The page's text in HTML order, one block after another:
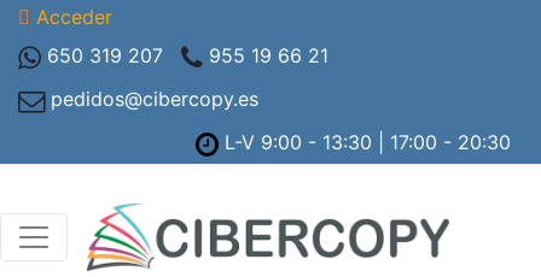
Acceder
650 319 207
955 19 66 21
pedidos@cibercopy.es
L-V 9:00 - 13:30 | 17:00 - 20:30